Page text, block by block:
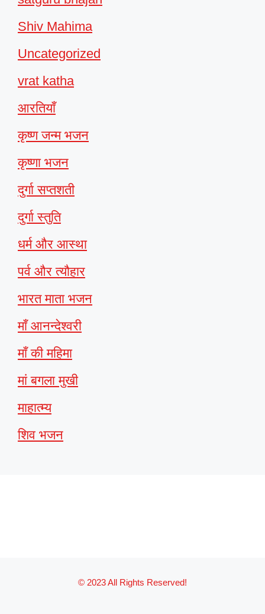
Shiv Mahima
Uncategorized
vrat katha
आरतियाँ
कृष्ण जन्म भजन
कृष्णा भजन
दुर्गा सप्तशती
दुर्गा स्तुति
धर्म और आस्था
पर्व और त्यौहार
भारत माता भजन
माँ आनन्देश्वरी
माँ की महिमा
मां बगला मुखी
माहात्म्य
शिव भजन
© 2023 All Rights Reserved!